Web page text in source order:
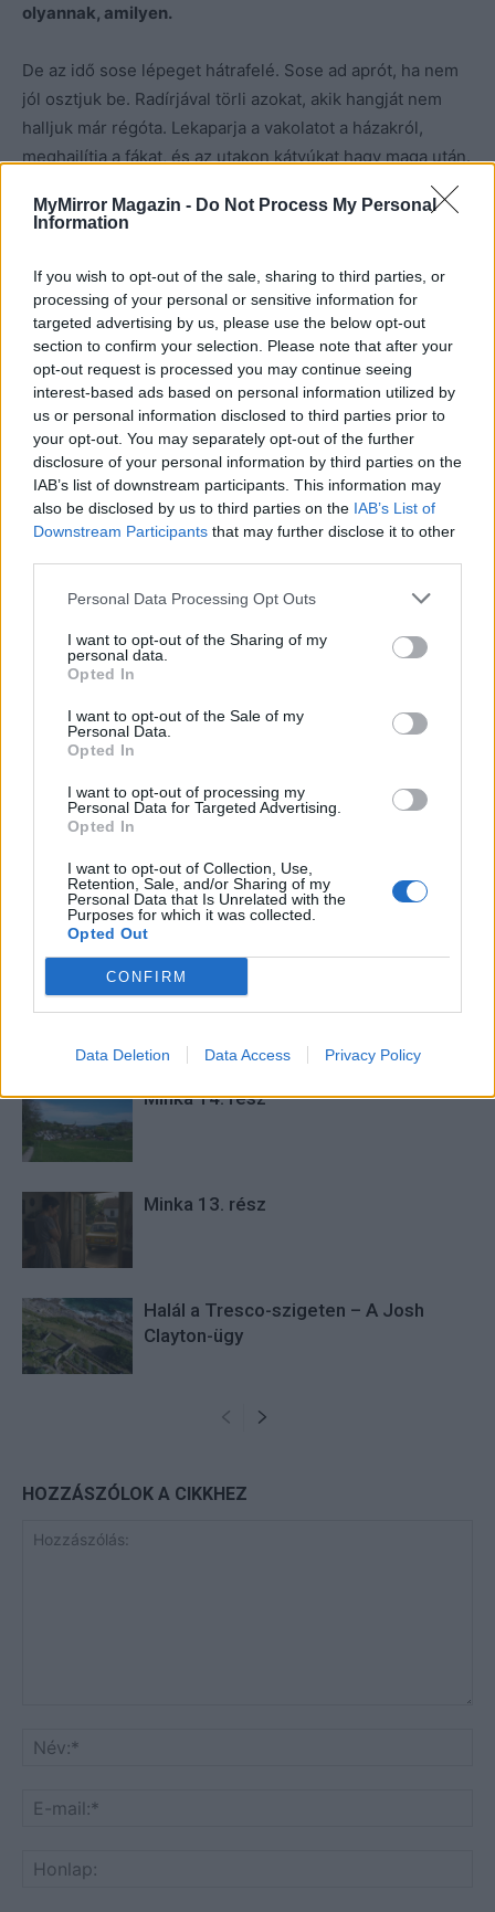
MyMirror Magazin - Do Not Process My Personal
Information
If you wish to opt-out of the sale, sharing to third parties, or
processing of your personal or sensitive information for
targeted advertising by us, please use the below opt-out
section to confirm your selection. Please note that after your
opt-out request is processed you may continue seeing
interest-based ads based on personal information utilized by
us or personal information disclosed to third parties prior to
your opt-out. You may separately opt-out of the further
disclosure of your personal information by third parties on the
IAB’s list of downstream participants. This information may
also be disclosed by us to third parties on the IAB’s List of
Downstream Participants that may further disclose it to other
Personal Data Processing Opt Outs
I want to opt-out of the Sharing of my
personal data.
Opted In
I want to opt-out of the Sale of my
Personal Data.
Opted In
I want to opt-out of processing my
Personal Data for Targeted Advertising.
Opted In
I want to opt-out of Collection, Use,
Retention, Sale, and/or Sharing of my
Personal Data that Is Unrelated with the
Purposes for which it was collected.
Opted Out
CONFIRM
Data Deletion Data Access Privacy Policy
olyannak, amilyen.
De az idő sose lépeget hátrafelé. Sose ad aprót, ha nem
jól osztjuk be. Radírjával törli azokat, akik hangját nem
halljuk már régóta. Lekaparja a vakolatot a házakról,
meghajlítja a fákat, és az utakon kátyúkat hagy maga után.
Ami még marad, azt a csend teríti be, és már nem engedi,
életünk csigalépcsőjén araszolva.
Kép forrása: Pinterest
Imre Hilda
szabadidőmben írok. Szeretek belesni a hétköznapok függönye
mögé és közben keresem az embert, a nőt a jól legyártott álarcok
mögött. Néha meséket is írok, de gyakrabban novellákat,
cikkeket és apró vicces történeteket.
Minka 14. rész
Minka 13. rész
Halál a Tresco-szigeten – A Josh
Clayton-ügy
HOZZÁSZÓLOK A CIKKHEZ